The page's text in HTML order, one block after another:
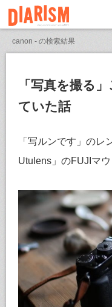
canon - の検索結果
「写真を撮る
ていた話
「写ルンです」のレ
Utulens」のFUJIマ